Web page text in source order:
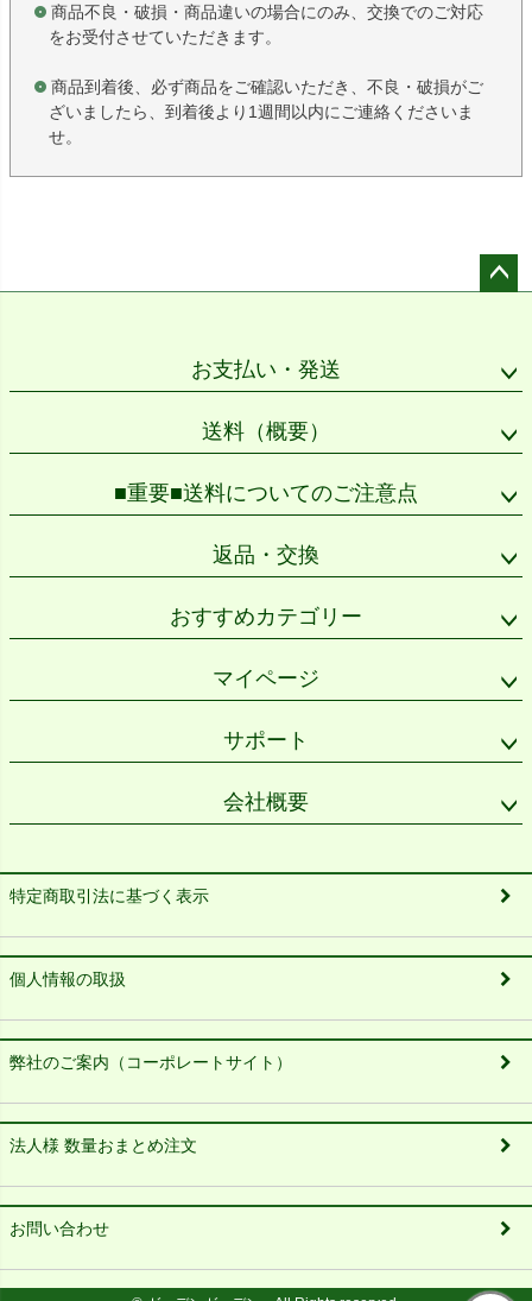
商品不良・破損・商品違いの場合にのみ、交換でのご対応
をお受付させていただきます。
商品到着後、必ず商品をご確認いただき、不良・破損がご
ざいましたら、到着後より1週間以内にご連絡くださいま
せ。
お支払い・発送
送料（概要）
■重要■送料についてのご注意点
返品・交換
おすすめカテゴリー
マイページ
サポート
会社概要
特定商取引法に基づく表示
個人情報の取扱
弊社のご案内（コーポレートサイト）
法人様 数量おまとめ注文
お問い合わせ